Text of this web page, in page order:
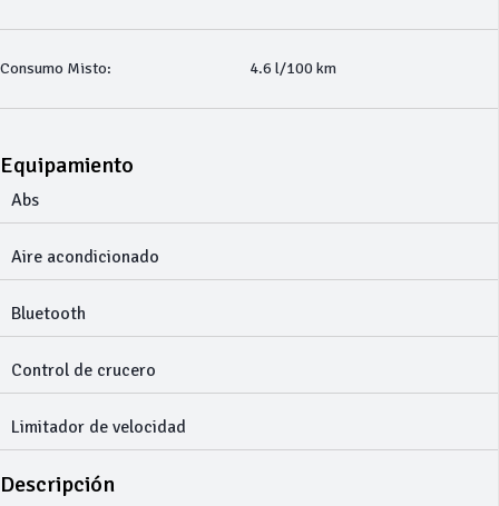
Consumo Misto: 4.6 l/100 km
Equipamiento
Abs
Aire acondicionado
Bluetooth
Control de crucero
Limitador de velocidad
Descripción